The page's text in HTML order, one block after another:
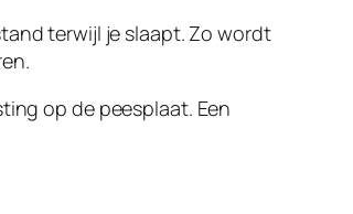
terwijl je slaapt. Zo wordt
op de peesplaat. Een